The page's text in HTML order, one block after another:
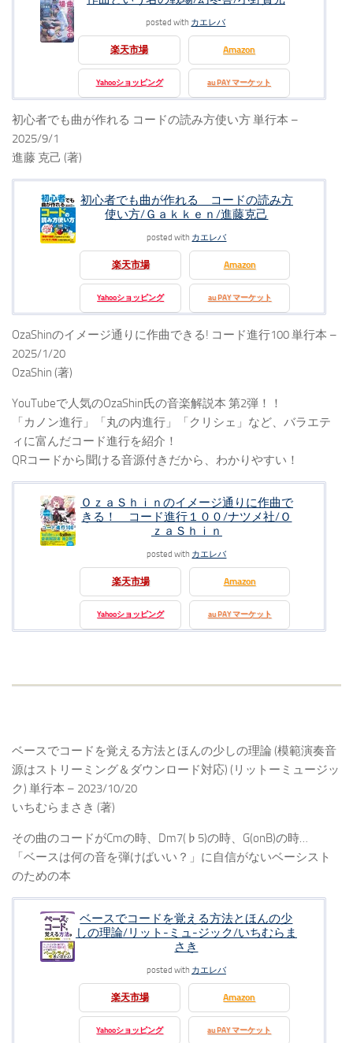
posted with カエレバ
楽天市場 Amazon
Yahooショッピング au PAY マーケット
初心者でも曲が作れる コードの読み方使い方 単行本 –
2025/9/1
進藤 克己 (著)
初心者でも曲が作れる コードの読み方
使い方/Ｇａｋｋｅｎ/進藤克己
posted with カエレバ
楽天市場 Amazon
Yahooショッピング au PAY マーケット
OzaShinのイメージ通りに作曲できる! コード進行100 単行本 –
2025/1/20
OzaShin (著)
YouTubeで人気のOzaShin氏の音楽解説本 第2弾！！
「カノン進行」「丸の内進行」「クリシェ」など、バラエテ
ィに富んだコード進行を紹介！
QRコードから聞ける音源付きだから、わかりやすい！
ＯｚａＳｈｉｎのイメージ通りに作曲で
きる！ コード進行１００/ナツメ社/Ｏ
ｚａＳｈｉｎ
posted with カエレバ
楽天市場 Amazon
Yahooショッピング au PAY マーケット
ベースでコードを覚える方法とほんの少しの理論 (模範演奏音
源はストリーミング＆ダウンロード対応) (リットーミュージッ
ク) 単行本 – 2023/10/20
いちむらまさき (著)
その曲のコードがCmの時、Dm7(♭5)の時、G(onB)の時…
「ベースは何の音を弾けばいい？」に自信がないベーシスト
のための本
ベースでコードを覚える方法とほんの少
しの理論/リット-ミュ-ジック/いちむらま
さき
posted with カエレバ
楽天市場 Amazon
Yahooショッピング au PAY マーケット